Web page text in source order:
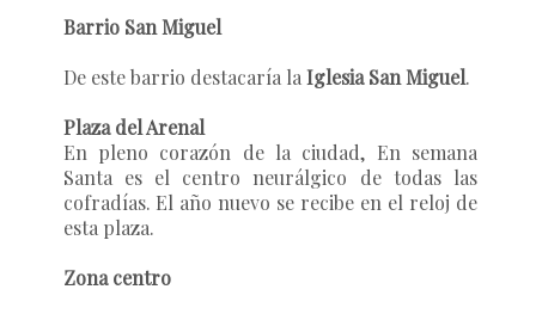
Barrio San Miguel
De este barrio destacaría laIglesia San Miguel.
Plaza del Arenal
En pleno corazón de la ciudad, En semana
Santa es el centro neurálgico de todas las
cofradías. El año nuevo se recibe en el reloj de
esta plaza.
Zona centro